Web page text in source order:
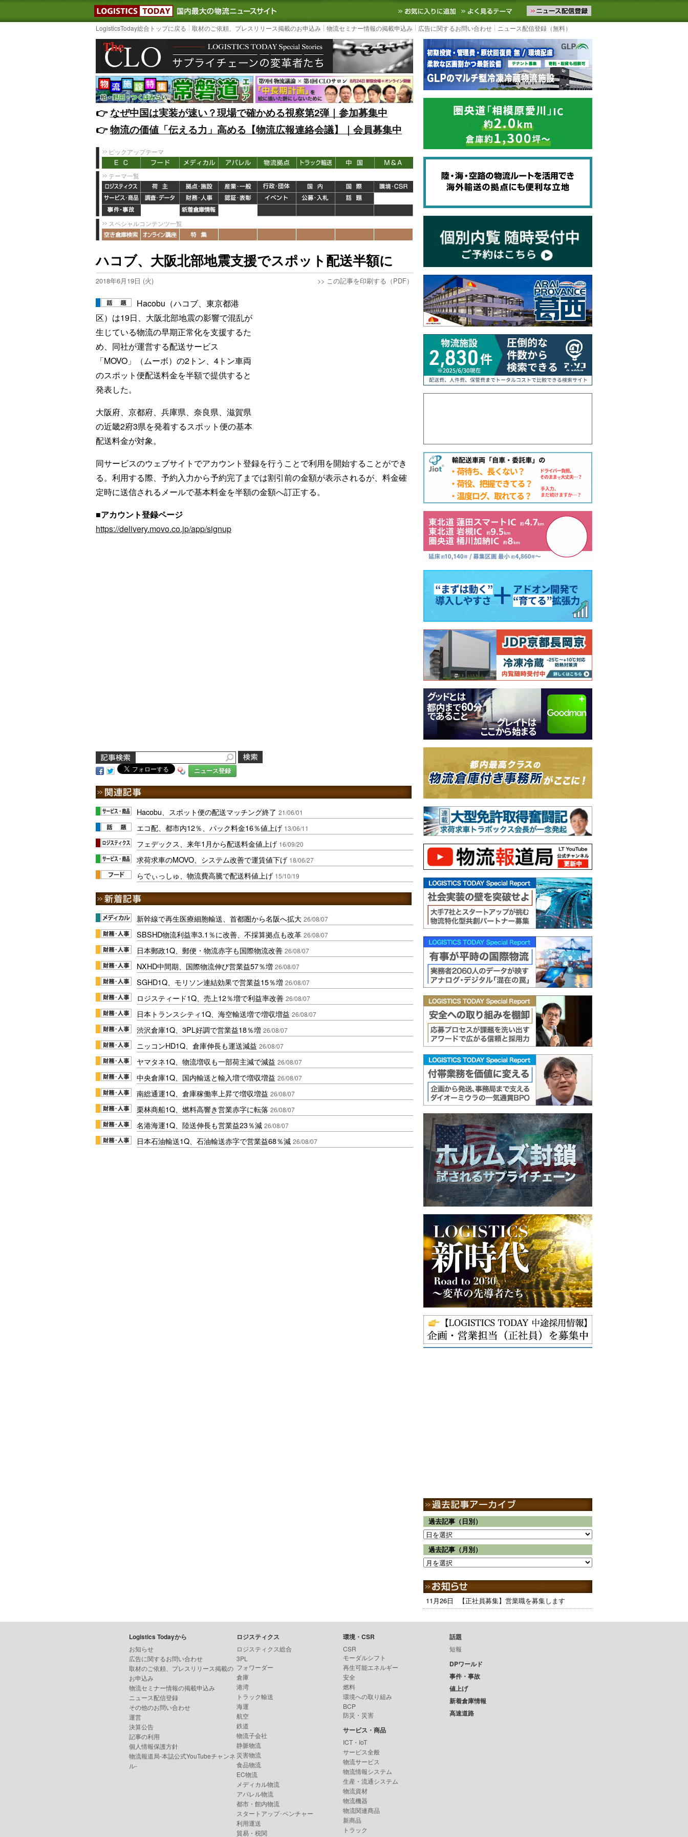
LOGISTICS TODAY｜国内最大の物流ニュースサイト3PL, SCMなど国内外の最新の物流ニュースをお届けします。物流ニュースメール配信を登録す
お気に入りに追加 よく見るテーマ
LogisticsToday総合トップに戻る 取材のご依頼、プレスリリース掲載のお申込み 物流セミナー情報の掲載申込み 広告に関するお問い合わせ ニュース配信登録（無料）
👉️なぜ中国は実装が速い？現場で確かめる視察第2弾｜参加募集中
👉️物流の価値「伝える力」高める【物流広報連絡会議】｜会員募集中
ピックアップテーマ
テーマ一覧
スペシャルコンテンツ一覧
ハコブ、大阪北部地震支援でスポット配送半額に
2018年6月19日 (火) >> この記事を印刷する（PDF）
Hacobu（ハコブ、東京都港
区）は19日、大阪北部地震の影響で混乱が
生じている物流の早期正常化を支援するた
め、同社が運営する配送サービス
「MOVO」（ムーボ）の2トン、4トン車両
のスポット便配送料金を半額で提供すると
発表した。
大阪府、京都府、兵庫県、奈良県、滋賀県
の近畿2府3県を発着するスポット便の基本
配送料金が対象。
同サービスのウェブサイトでアカウント登録を行うことで利用を開始することができ
る。利用する際、予約入力から予約完了までは割引前の金額が表示されるが、料金確
定時に送信されるメールで基本料金を半額の金額へ訂正する。
■アカウント登録ページ
https://delivery.movo.co.jp/app/signup
ニュース登録
Hacobu、スポット便の配送マッチング終了 21/06/01
エコ配、都市内12％、パック料金16％値上げ 13/06/11
フェデックス、来年1月から配送料金値上げ 16/09/20
求荷求車のMOVO、システム改善で運賃値下げ 18/06/27
らでぃっしゅ、物流費高騰で配送料値上げ 15/10/19
新幹線で再生医療細胞輸送、首都圏から名阪へ拡大 26/08/07
SBSHD物流利益率3.1％に改善、不採算拠点も改革 26/08/07
日本郵政1Q、郵便・物流赤字も国際物流改善 26/08/07
NXHD中間期、国際物流伸び営業益57％増 26/08/07
SGHD1Q、モリソン連結効果で営業益15％増 26/08/07
ロジスティード1Q、売上12％増で利益率改善 26/08/07
日本トランスシティ1Q、海空輸送増で増収増益 26/08/07
渋沢倉庫1Q、3PL好調で営業益18％増 26/08/07
ニッコンHD1Q、倉庫伸長も運送減益 26/08/07
ヤマタネ1Q、物流増収も一部荷主減で減益 26/08/07
中央倉庫1Q、国内輸送と輸入増で増収増益 26/08/07
南総通運1Q、倉庫稼働率上昇で増収増益 26/08/07
栗林商船1Q、燃料高響き営業赤字に転落 26/08/07
名港海運1Q、陸送伸長も営業益23％減 26/08/07
日本石油輸送1Q、石油輸送赤字で営業益68％減 26/08/07
過去記事（日別）
過去記事（月別）
11月26日 【正社員募集】営業職を募集します
Logistics Todayから
お知らせ
広告に関するお問い合わせ
取材のご依頼、プレスリリース掲載の
お申込み
物流セミナー情報の掲載申込み
ニュース配信登録
その他のお問い合わせ
運営
決算公告
記事の利用
個人情報保護方針
物流報道局-本誌公式YouTubeチャンネ
ル-
ロジスティクス
ロジスティクス総合
3PL
フォワーダー
倉庫
港湾
トラック輸送
海運
航空
鉄道
物流子会社
静脈物流
災害物流
食品物流
EC物流
メディカル物流
アパレル物流
都市・館内物流
スタートアップ･ベンチャー
利用運送
貿易・税関
環境・CSR
CSR
モーダルシフト
再生可能エネルギー
安全
燃料
環境への取り組み
BCP
防災・災害
サービス・商品
ICT・IoT
サービス全般
物流サービス
物流情報システム
生産・流通システム
物流資材
物流機器
物流関連商品
新商品
トラック
話題
短報
DPワールド
事件・事故
値上げ
新着倉庫情報
高速道路